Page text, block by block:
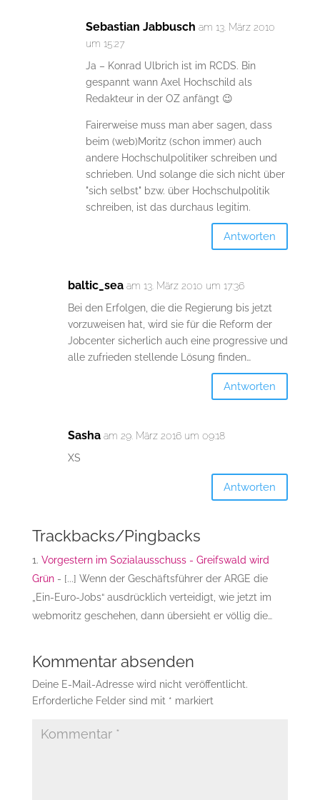
Sebastian Jabbusch am 13. März 2010
um 15:27
Ja – Konrad Ulbrich ist im RCDS. Bin
gespannt wann Axel Hochschild als
Redakteur in der OZ anfängt 😉
Fairerweise muss man aber sagen, dass
beim (web)Moritz (schon immer) auch
andere Hochschulpolitiker schreiben und
schrieben. Und solange die sich nicht über
"sich selbst" bzw. über Hochschulpolitik
schreiben, ist das durchaus legitim.
Antworten
baltic_sea am 13. März 2010 um 17:36
Bei den Erfolgen, die die Regierung bis jetzt
vorzuweisen hat, wird sie für die Reform der
Jobcenter sicherlich auch eine progressive und
alle zufrieden stellende Lösung finden…
Antworten
Sasha am 29. März 2016 um 09:18
XS
Antworten
Trackbacks/Pingbacks
Vorgestern im Sozialausschuss - Greifswald wird
Grün- [...] Wenn der Geschäftsführer der ARGE die
„Ein-Euro-Jobs“ ausdrücklich verteidigt, wie jetzt im
webmoritz geschehen, dann übersieht er völlig die…
Kommentar absenden
Deine E-Mail-Adresse wird nicht veröffentlicht.
Erforderliche Felder sind mit * markiert